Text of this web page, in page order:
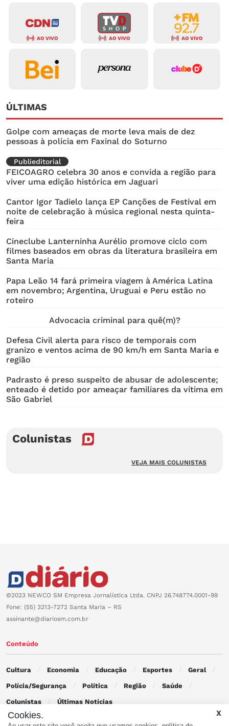
AO VIVO AO VIVO AO VIVO
ÚLTIMAS
Golpe com ameaças de morte leva mais de dez
pessoas à polícia em Faxinal do Soturno
Publieditorial
FEICOAGRO celebra 30 anos e convida a região para
viver uma edição histórica em Jaguari
Cantor Igor Tadielo lança EP Canções de Festival em
noite de celebração à música regional nesta quinta-
feira
Cineclube Lanterninha Aurélio promove ciclo com
filmes baseados em obras da literatura brasileira em
Santa Maria
Papa Leão 14 fará primeira viagem à América Latina
em novembro; Argentina, Uruguai e Peru estão no
roteiro
Advocacia criminal para quê(m)?
Defesa Civil alerta para risco de temporais com
granizo e ventos acima de 90 km/h em Santa Maria e
região
Padrasto é preso suspeito de abusar de adolescente;
enteado é detido por ameaçar familiares da vítima em
São Gabriel
Colunistas
VEJA MAIS COLUNISTAS
©2023 NEWCO SM Empresa Jornalística Ltda. CNPJ 26.748774.0001-99
Fone: (55) 3213-7272 Santa Maria – RS
assinante@diariosm.com.br
Conteúdo
Cultura Economia Educação Esportes Geral
Polícia/Segurança Política Região Saúde
Colunistas Últimas Notícias
Cookies.